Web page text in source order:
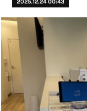
2025.12.24 00:43